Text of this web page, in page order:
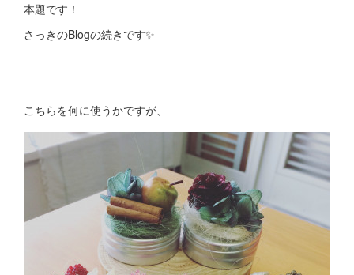
本題です！
さっきのBlogの続きです✨
こちらを何に使うかですが、